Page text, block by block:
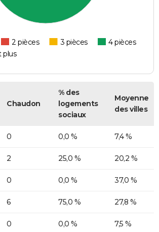
2 pièces 3 pièces
4 pièces
plus
Chaudon
% des
logements
sociaux
Moyenne
des villes
0 0,0 % 7,4 %
2 25,0 % 20,2 %
0 0,0 % 37,0 %
6 75,0 % 27,8 %
0 0,0 % 7,5 %